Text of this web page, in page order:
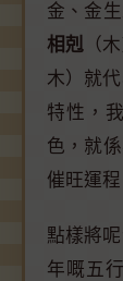
金、金
相剋 （
木）就
特性，
色，就
催旺運程
點樣將
年嘅五